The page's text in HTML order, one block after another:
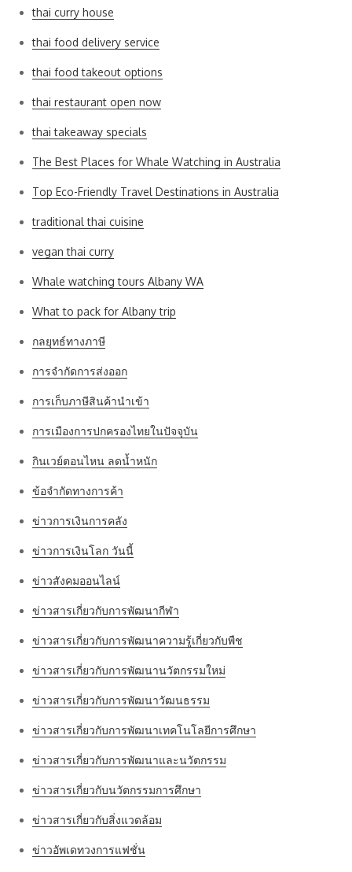
thai curry house
thai food delivery service
thai food takeout options
thai restaurant open now
thai takeaway specials
The Best Places for Whale Watching in Australia
Top Eco-Friendly Travel Destinations in Australia
traditional thai cuisine
vegan thai curry
Whale watching tours Albany WA
What to pack for Albany trip
กลยุทธ์ทางภาษี
การจำกัดการส่งออก
การเก็บภาษีสินค้านำเข้า
การเมืองการปกครองไทยในปัจจุบัน
กินเวย์ตอนไหน ลดน้ำหนัก
ข้อจำกัดทางการค้า
ข่าวการเงินการคลัง
ข่าวการเงินโลก วันนี้
ข่าวสังคมออนไลน์
ข่าวสารเกี่ยวกับการพัฒนากีฬา
ข่าวสารเกี่ยวกับการพัฒนาความรู้เกี่ยวกับพืช
ข่าวสารเกี่ยวกับการพัฒนานวัตกรรมใหม่
ข่าวสารเกี่ยวกับการพัฒนาวัฒนธรรม
ข่าวสารเกี่ยวกับการพัฒนาเทคโนโลยีการศึกษา
ข่าวสารเกี่ยวกับการพัฒนาและนวัตกรรม
ข่าวสารเกี่ยวกับนวัตกรรมการศึกษา
ข่าวสารเกี่ยวกับสิ่งแวดล้อม
ข่าวอัพเดทวงการแฟชั่น